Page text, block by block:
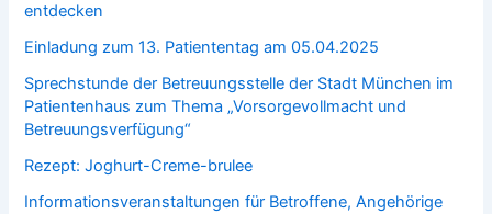
entdecken
Einladung zum 13. Patiententag am 05.04.2025
Sprechstunde der Betreuungsstelle der Stadt München im
Patientenhaus zum Thema „Vorsorgevollmacht und
Betreuungsverfügung“
Rezept: Joghurt-Creme-brulee
Informationsveranstaltungen für Betroffene, Angehörige